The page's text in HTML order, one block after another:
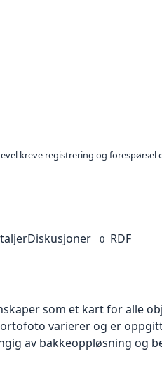
kreve registrering og
Diskusjoner 0 RDF
som et kart for alle
varierer og er
av bakkeoppløsning